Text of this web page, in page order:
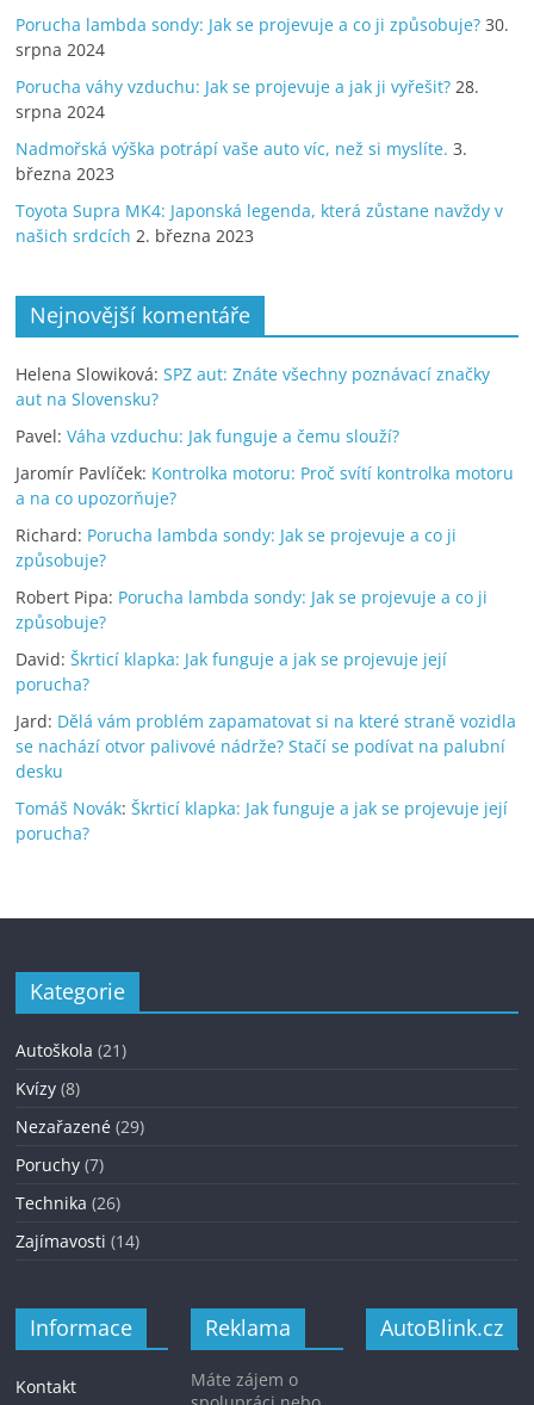
Porucha lambda sondy: Jak se projevuje a co ji způsobuje? 30.
srpna 2024
Porucha váhy vzduchu: Jak se projevuje a jak ji vyřešit? 28.
srpna 2024
Nadmořská výška potrápí vaše auto víc, než si myslíte. 3.
března 2023
Toyota Supra MK4: Japonská legenda, která zůstane navždy v
našich srdcích 2. března 2023
Nejnovější komentáře
Helena Slowiková:SPZ aut: Znáte všechny poznávací značky
aut na Slovensku?
Pavel:Váha vzduchu: Jak funguje a čemu slouží?
Jaromír Pavlíček: Kontrolka motoru: Proč svítí kontrolka motoru
a na co upozorňuje?
Richard: Porucha lambda sondy: Jak se projevuje a co ji
způsobuje?
Robert Pipa: Porucha lambda sondy: Jak se projevuje a co ji
způsobuje?
David:Škrticí klapka: Jak funguje a jak se projevuje její
porucha?
Jard: Dělá vám problém zapamatovat si na které straně vozidla
se nachází otvor palivové nádrže? Stačí se podívat na palubní
desku
Tomáš Novák:Škrticí klapka: Jak funguje a jak se projevuje její
porucha?
Kategorie
Autoškola (21)
Kvízy (8)
Nezařazené (29)
Poruchy (7)
Technika (26)
Zajímavosti (14)
Informace
Kontakt
Reklama
Máte zájem o
AutoBlink.cz